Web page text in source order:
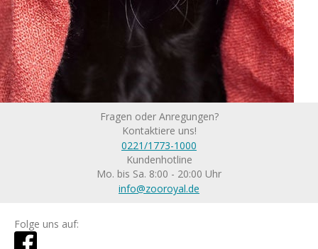
Fragen oder Anregungen?
Kontaktiere uns!
0221/1773-1000
Kundenhotline
Mo. bis Sa. 8:00 - 20:00 Uhr
info@zooroyal.de
Folge uns auf: